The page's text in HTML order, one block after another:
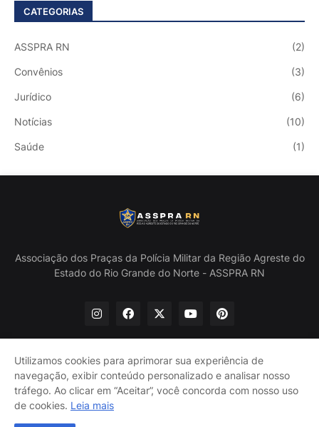
CATEGORIAS
ASSPRA RN (2)
Convênios (3)
Jurídico (6)
Notícias (10)
Saúde (1)
Associação dos Praças da Polícia Militar da Região Agreste do
Estado do Rio Grande do Norte - ASSPRA RN
@ASSPRA RN Todos os direitos reservados. Design por
Início Quem Somos
Política de Privacidade
Contate-nos
Utilizamos cookies para aprimorar sua experiência de
navegação, exibir conteúdo personalizado e analisar nosso
tráfego. Ao clicar em “Aceitar”, você concorda com nosso uso
de cookies. Leia mais